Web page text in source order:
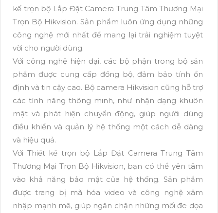
kế trọn bộ Lắp Đặt Camera Trung Tâm Thương Mại
Trọn Bộ Hikvision. Sản phẩm luôn ứng dụng những
công nghệ mới nhất để mang lại trải nghiệm tuyệt
vời cho người dùng.
Với công nghệ hiện đại, các bộ phận trong bộ sản
phẩm được cung cấp đồng bộ, đảm bảo tính ổn
định và tin cậy cao. Bộ camera Hikvision cũng hỗ trợ
các tính năng thông minh, như nhận dạng khuôn
mặt và phát hiện chuyển động, giúp người dùng
điều khiển và quản lý hệ thống một cách dễ dàng
và hiệu quả.
Với Thiết kế trọn bộ Lắp Đặt Camera Trung Tâm
Thương Mại Trọn Bộ Hikvision, bạn có thể yên tâm
vào khả năng bảo mật của hệ thống. Sản phẩm
được trang bị mã hóa video và công nghệ xâm
nhập mạnh mẽ, giúp ngăn chặn những mối đe dọa